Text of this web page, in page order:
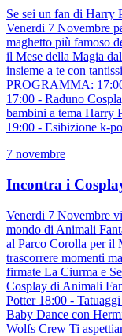
Se sei un fan di Harry
Venerdi 7 Novembre
maghetto più famoso
il Mese della Magia
insieme a te con
PROGRAMMA:
17:00 - Raduno
bambini a tema Harry
19:00 - Esibizione k-
7 novembre
Incontra i
Venerdi 7 Novembre
mondo di Animali
al Parco Corolla per il
trascorrere momenti
firmate La Ciurma e
Cosplay di Animali
Potter 18:00 -
Baby Dance con
Wolfs Crew Ti